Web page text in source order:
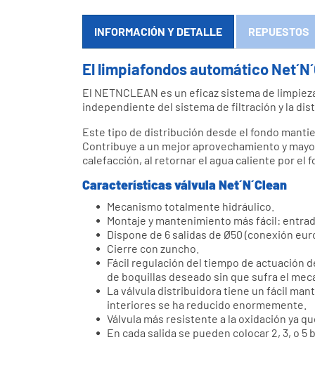
INFORMACIÓN Y DETALLE REPUESTOS
El limpiafondos automático
El NETNCLEAN es un eficaz sistema de
independiente del sistema de filtración y la
Este tipo de distribución desde el fondo
Contribuye a un mejor aprovechamiento y
calefacción, al retornar el agua caliente por el
Características válvula Net´N´Clean
Mecanismo totalmente hidráulico.
Montaje y mantenimiento más fácil:
Dispone de 6 salidas de Ø50 (conexión
Cierre con zuncho.
Fácil regulación del tiempo de actuación
de boquillas deseado sin que sufra el
La válvula distribuidora tiene un fácil
interiores se ha reducido enormemente.
Válvula más resistente a la oxidación ya
En cada salida se pueden colocar 2, 3, o